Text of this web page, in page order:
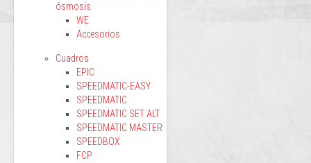
ósmosis
WE
Accesorios
Cuadros
EPIC
SPEEDMATIC-EASY
SPEEDMATIC
SPEEDMATIC SET ALT
SPEEDMATIC MASTER
SPEEDBOX
FCP